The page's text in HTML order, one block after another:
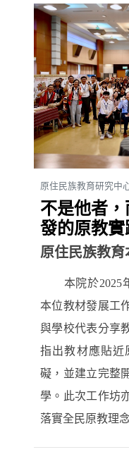
原住民族教育研究中
不是他者
發的原教實
原住民族教
本院於2025年
本位教材發展工
與學校代表分享
指出教材應貼近
礙，並建立完整
學。此次工作坊
落實全民原教理念